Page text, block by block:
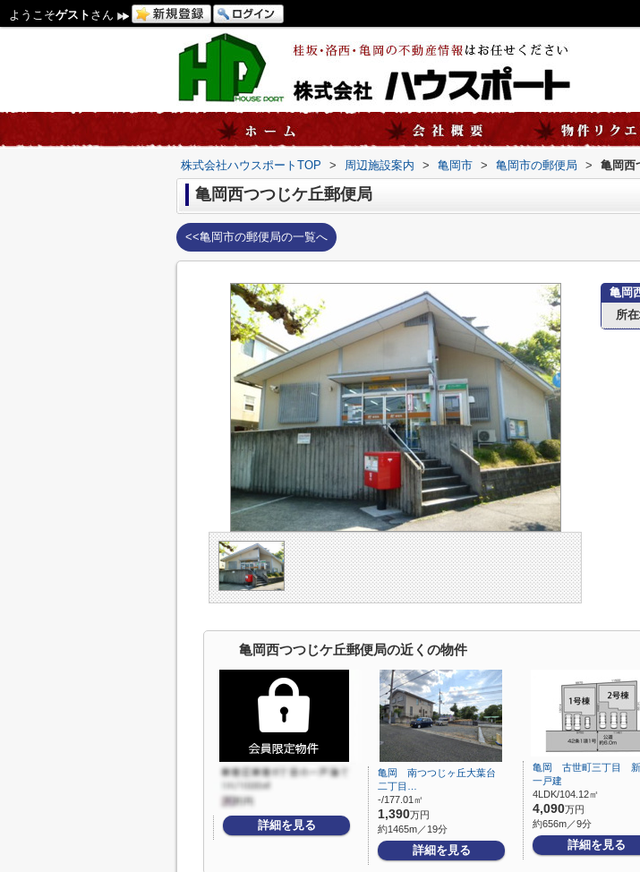
ようこそゲスト さん
株式会社ハウスポートTOP > 周辺施設案内 > 亀岡市 > 亀岡市の郵便局 > 亀岡西
亀岡西つつじケ丘郵便局
<<亀岡市の郵便局の一覧へ
亀岡
所
亀岡西つつじケ丘郵便局の近くの物件
詳細を見る
亀岡 南つつじヶ丘大葉台
二丁目…
-/177.01㎡
1,390万円
約1465m／19分
詳細を見る
亀岡 古世町三丁目
一戸建
4LDK/104.12㎡
4,090万円
約656m／9分
詳細を見る